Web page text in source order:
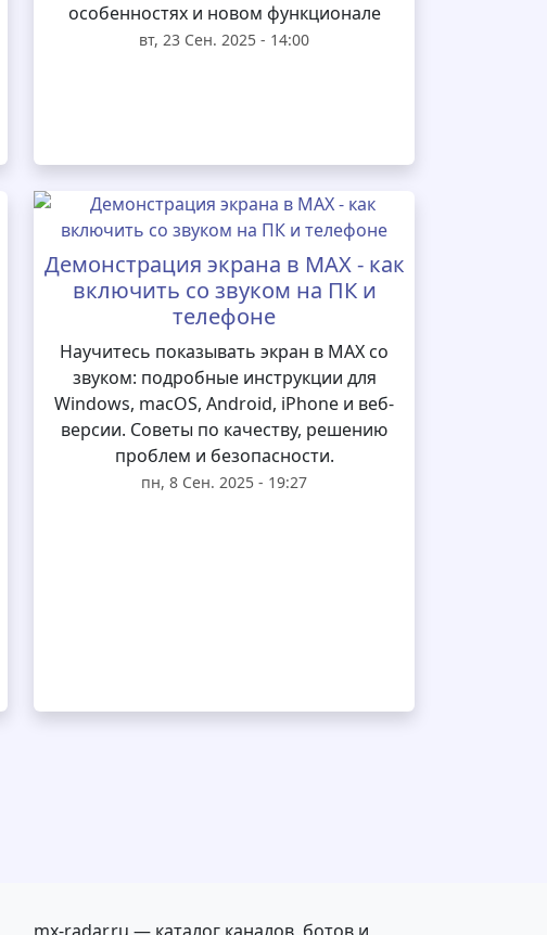
особенностях и новом функционале
вт, 23 Сен. 2025 - 14:00
Демонстрация экрана в MAX - как
включить со звуком на ПК и
телефоне
Научитесь показывать экран в MAX со
звуком: подробные инструкции для
Windows, macOS, Android, iPhone и веб-
версии. Советы по качеству, решению
проблем и безопасности.
пн, 8 Сен. 2025 - 19:27